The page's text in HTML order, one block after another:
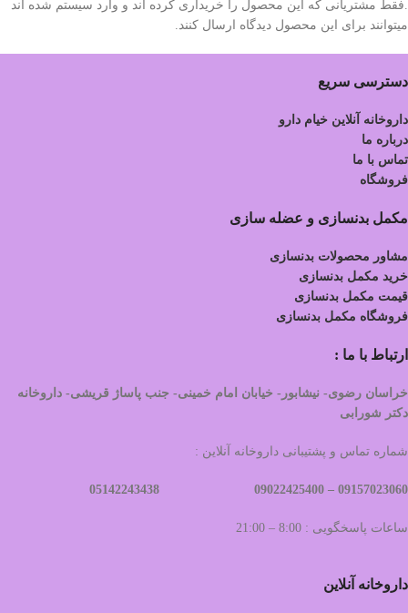
.فقط مشتریانی که این محصول را خریداری کرده اند و وارد سیستم شده اند
میتوانند برای این محصول دیدگاه ارسال کنند.
دسترسی سریع
داروخانه آنلاین خیام دارو
درباره ما
تماس با ما
فروشگاه
مکمل بدنسازی و عضله سازی
مشاور محصولات بدنسازی
خرید مکمل بدنسازی
قیمت مکمل بدنسازی
فروشگاه مکمل بدنسازی
ارتباط با ما :
خراسان رضوی- نیشابور- خیابان امام خمینی- جنب پاساژ قریشی- داروخانه
دکتر شورابی
شماره تماس و پشتیبانی داروخانه آنلاین :
09157023060 –
ساعات پاسخگویی : 8:00 – 21:00
داروخانه آنلاین